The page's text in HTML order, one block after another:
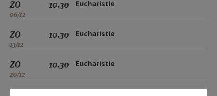
ZO
06/12
10.30 Eucharistie
ZO
13/12
10.30 Eucharistie
ZO
20/12
10.30 Eucharistie